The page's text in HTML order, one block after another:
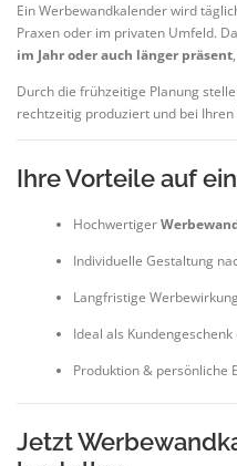
Ein Werbewandkalender wird
Praxen oder im privaten Umfeld.
im Jahr oder auch länger präsent
Durch die frühzeitige Planung
rechtzeitig produziert und bei
Ihre Vorteile auf
Hochwertiger
Individuelle Gestaltung
Langfristige
Ideal als
Produktion & persönliche
Jetzt